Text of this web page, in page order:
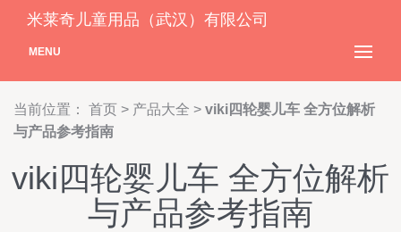
米莱奇儿童用品（武汉）有限公司
MENU
当前位置： 首页 > 产品大全 > viki四轮婴儿车 全方位解析
与产品参考指南
viki四轮婴儿车 全方位解析
与产品参考指南